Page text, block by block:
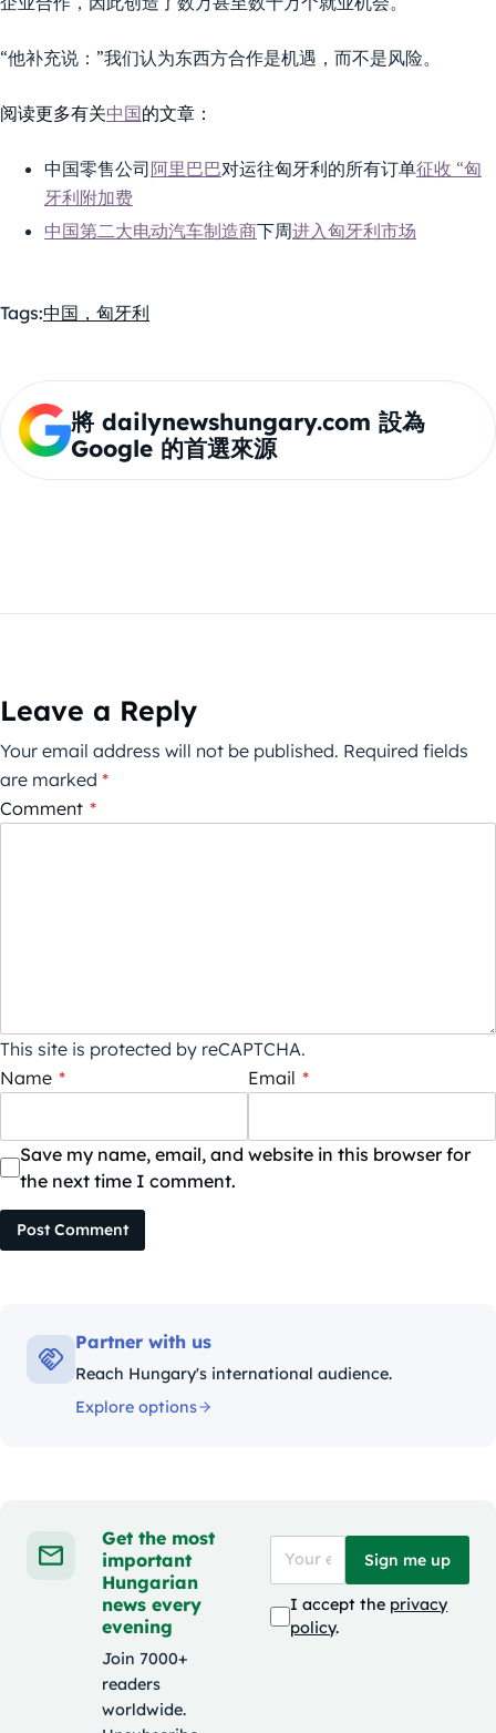
“他补充说：”我们认为东西方合作是机遇，而不是风险。
阅读更多有关中国的文章：
中国零售公司阿里巴巴对运往匈牙利的所有订单征收 “匈
牙利附加费
中国第二大电动汽车制造商下周进入匈牙利市场
Tags:中国，匈牙利
將 dailynewshungary.com 設為
Google 的首選來源
Leave a Reply
Your email address will not be published. Required fields
are marked *
Comment *
This site is protected by reCAPTCHA.
Name * Email *
Save my name, email, and website in this browser for
the next time I comment.
Post Comment
Partner with us
Reach Hungary's international audience.
Explore options
Get the most
important
Hungarian
news every
evening
Join 7000+
readers
worldwide.
Sign me up
I accept the privacy
policy.